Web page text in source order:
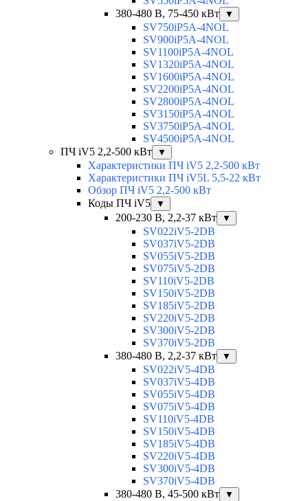
380-480 В, 75-450 кВт
▼
SV750iP5A-4NOL
SV900iP5A-4NOL
SV1100iP5A-4NOL
SV1320iP5A-4NOL
SV1600iP5A-4NOL
SV2200iP5A-4NOL
SV2800iP5A-4NOL
SV3150iP5A-4NOL
SV3750iP5A-4NOL
SV4500iP5A-4NOL
ПЧ iV5 2,2-500 кВт
▼
Характеристики ПЧ iV5 2,2-500 кВт
Характеристики ПЧ iV5L 5,5-22 кВт
Обзор ПЧ iV5 2,2-500 кВт
Коды ПЧ iV5
▼
200-230 В, 2,2-37 кВт ▼
SV022iV5-2DB
SV037iV5-2DB
SV055iV5-2DB
SV075iV5-2DB
SV110iV5-2DB
SV150iV5-2DB
SV185iV5-2DB
SV220iV5-2DB
SV300iV5-2DB
SV370iV5-2DB
380-480 В, 2,2-37 кВт
▼
SV022iV5-4DB
SV037iV5-4DB
SV055iV5-4DB
SV075iV5-4DB
SV110iV5-4DB
SV150iV5-4DB
SV185iV5-4DB
SV220iV5-4DB
SV300iV5-4DB
SV370iV5-4DB
380-480 В, 45-500 кВт
▼